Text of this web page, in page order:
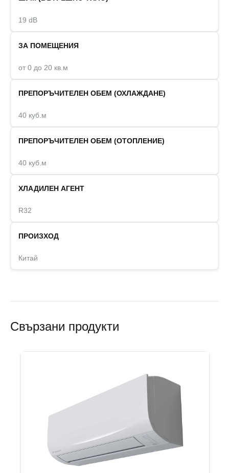
19 dB
ЗА ПОМЕЩЕНИЯ
от 0 до 20 кв.м
ПРЕПОРЪЧИТЕЛЕН ОБЕМ (ОХЛАЖДАНЕ)
40 куб.м
ПРЕПОРЪЧИТЕЛЕН ОБЕМ (ОТОПЛЕНИЕ)
40 куб.м
ХЛАДИЛЕН АГЕНТ
R32
ПРОИЗХОД
Китай
Свързани продукти